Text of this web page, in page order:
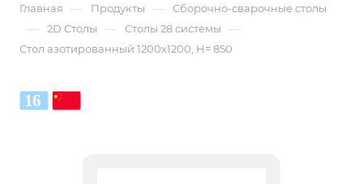
Главная — Продукты — Сборочно-сварочные столы
— 2D Столы — Столы 28 системы —
Стол азотированный 1200x1200, Н= 850